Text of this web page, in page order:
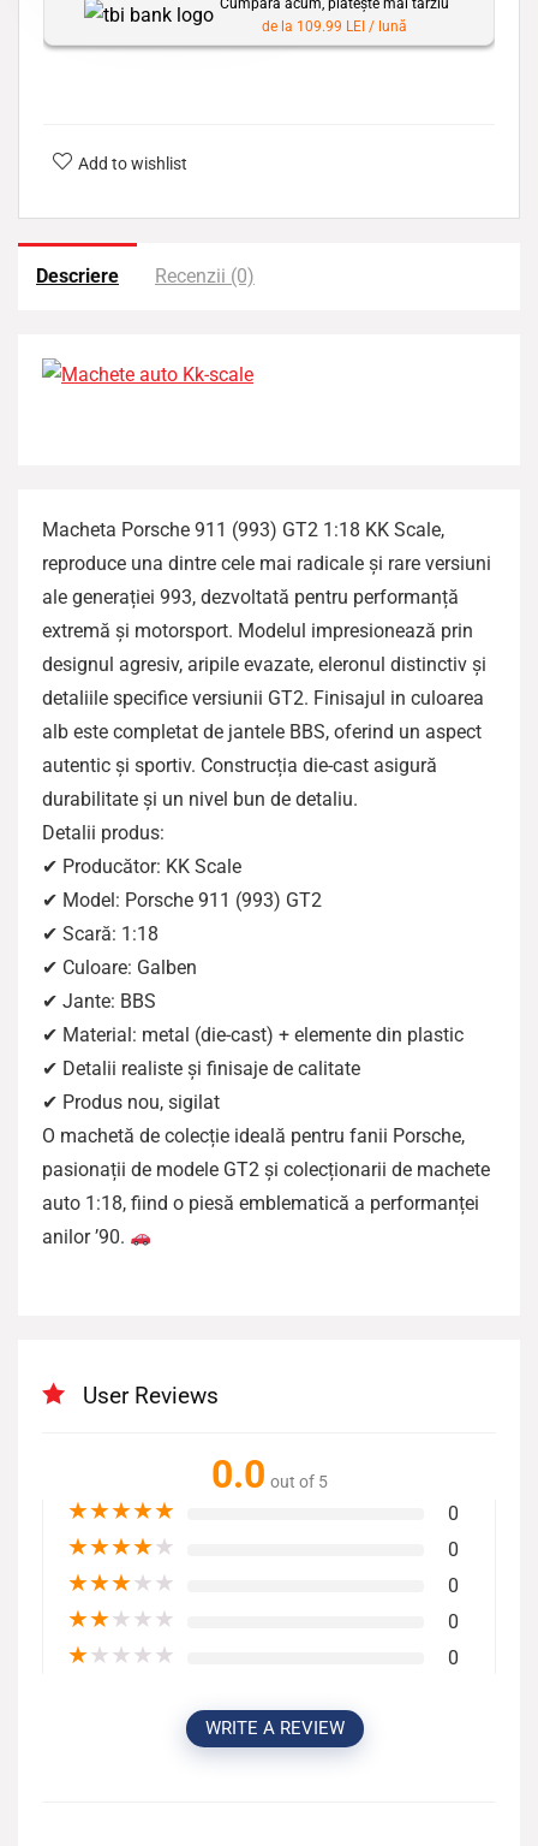
n
a
t
Cumpără acum, plătește mai târziu
de la 109.99 LEI / lună
Add to wishlist
Descriere Recenzii (0)
Macheta Porsche 911 (993) GT2 1:18 KK Scale,
reproduce una dintre cele mai radicale și rare versiuni
ale generației 993, dezvoltată pentru performanță
extremă și motorsport. Modelul impresionează prin
designul agresiv, aripile evazate, eleronul distinctiv și
detaliile specifice versiunii GT2. Finisajul in culoarea
alb este completat de jantele BBS, oferind un aspect
autentic și sportiv. Construcția die-cast asigură
durabilitate și un nivel bun de detaliu.
Detalii produs:
✔ Producător: KK Scale
✔ Model: Porsche 911 (993) GT2
✔ Scară: 1:18
✔ Culoare: Galben
✔ Jante: BBS
✔ Material: metal (die-cast) + elemente din plastic
✔ Detalii realiste și finisaje de calitate
✔ Produs nou, sigilat
O machetă de colecție ideală pentru fanii Porsche,
pasionații de modele GT2 și colecționarii de machete
auto 1:18, fiind o piesă emblematică a performanței
anilor ’90.
User Reviews
0.0 out of 5
★★★★★ 0
★★★★★ 0
★★★★★ 0
★★★★★ 0
★★★★★ 0
WRITE A REVIEW